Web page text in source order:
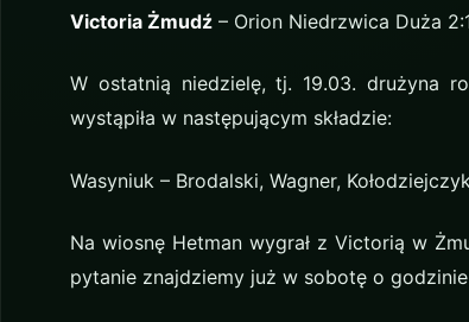
Victoria Żmudź– Orion Niedrzwica Duża
W ostatnią niedzielę, tj. 19.03. drużyna
wystąpiła w następującym składzie:
Wasyniuk – Brodalski, Wagner,
Na wiosnę Hetman wygrał z Victorią w
pytanie znajdziemy już w sobotę o